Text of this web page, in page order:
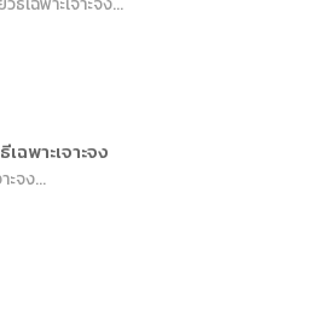
ฉพาะเจาะจง
ะจง...